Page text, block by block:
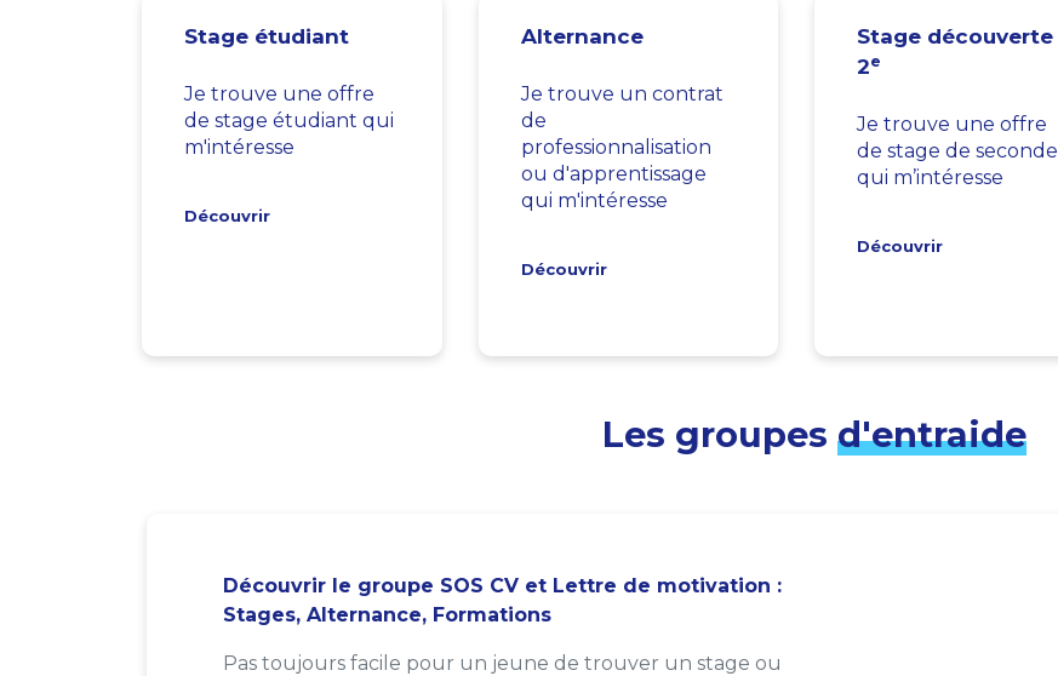
Stage étudiant
Je trouve une offre
de stage étudiant qui
m'intéresse
Découvrir
Alternance
Je trouve un contrat
de
professionnalisation
ou d'apprentissage
qui m'intéresse
Découvrir
Stage découverte
2e
Je trouve une offre
de stage de seconde
qui m’intéresse
Découvrir
Les groupes d'entraide
Découvrir le groupe SOS CV et Lettre de motivation :
Stages, Alternance, Formations
Pas toujours facile pour un jeune de trouver un stage ou